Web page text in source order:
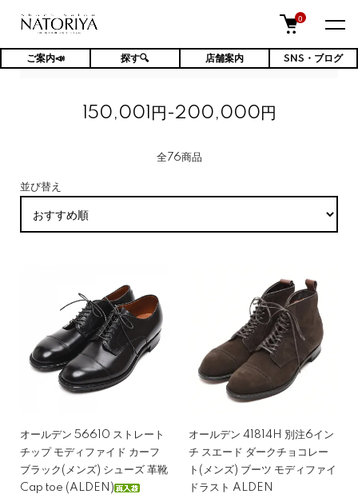
0
ご案内📣 探す🔍 店舗案内 SNS・ブログ
TOP 150,001円-200,000円
150,001円-200,000円
全76商品
並び替え
オールデン 56610 ストレート
チップ モディファイド カーフ
ブラック(メンズ) シューズ 革靴
Cap toe (ALDEN)
オールデン 41814H 別注6イン
チ スエード ダークチョコレー
ト(メンズ) ブーツ モディファイ
ドラスト ALDEN